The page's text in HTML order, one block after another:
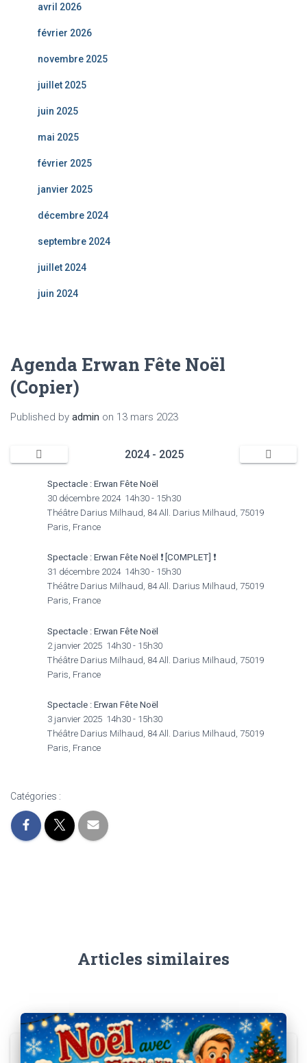
avril 2026
février 2026
novembre 2025
juillet 2025
juin 2025
mai 2025
février 2025
janvier 2025
décembre 2024
septembre 2024
juillet 2024
juin 2024
Agenda Erwan Fête Noël
(Copier)
Published by admin on 13 mars 2023
2024 - 2025
Spectacle : Erwan Fête Noël
30 décembre 2024 14h30 - 15h30
Théâtre Darius Milhaud, 84 All. Darius Milhaud, 75019
Paris, France
Spectacle : Erwan Fête Noël ❗️ [COMPLET] ❗️
31 décembre 2024 14h30 - 15h30
Théâtre Darius Milhaud, 84 All. Darius Milhaud, 75019
Paris, France
Spectacle : Erwan Fête Noël
2 janvier 2025 14h30 - 15h30
Théâtre Darius Milhaud, 84 All. Darius Milhaud, 75019
Paris, France
Spectacle : Erwan Fête Noël
3 janvier 2025 14h30 - 15h30
Théâtre Darius Milhaud, 84 All. Darius Milhaud, 75019
Paris, France
Catégories :
Articles similaires